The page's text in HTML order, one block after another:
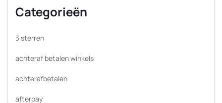
Categorieën
3 sterren
achteraf betalen winkels
achterafbetalen
afterpay